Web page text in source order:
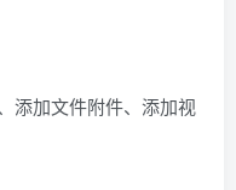
添加文件附件、添加视